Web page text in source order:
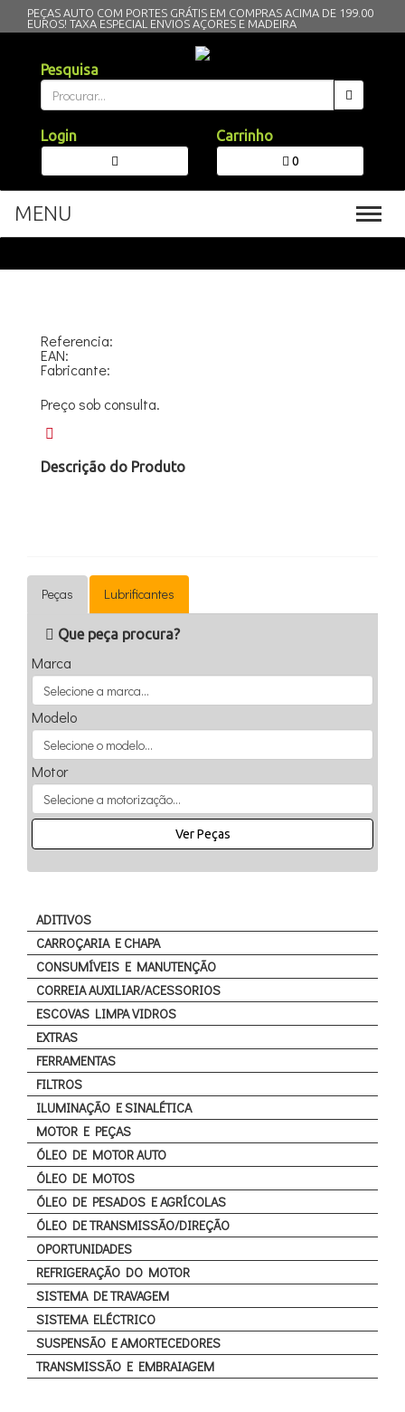
PEÇAS AUTO COM PORTES GRÁTIS EM COMPRAS ACIMA DE 199.00
EUROS! TAXA ESPECIAL ENVIOS AÇORES E MADEIRA
Pesquisa
Login Carrinho
0
MENU
Referencia:
EAN:
Fabricante:
Preço sob consulta.
Descrição do Produto
Peças Lubrificantes
Que peça procura?
Marca
Modelo
Motor
Ver Peças
ADITIVOS
CARROÇARIA E CHAPA
CONSUMÍVEIS E MANUTENÇÃO
CORREIA AUXILIAR/ACESSORIOS
ESCOVAS LIMPA VIDROS
EXTRAS
FERRAMENTAS
FILTROS
ILUMINAÇÃO E SINALÉTICA
MOTOR E PEÇAS
ÓLEO DE MOTOR AUTO
ÓLEO DE MOTOS
ÓLEO DE PESADOS E AGRÍCOLAS
ÓLEO DE TRANSMISSÃO/DIREÇÃO
OPORTUNIDADES
REFRIGERAÇÃO DO MOTOR
SISTEMA DE TRAVAGEM
SISTEMA ELÉCTRICO
SUSPENSÃO E AMORTECEDORES
TRANSMISSÃO E EMBRAIAGEM